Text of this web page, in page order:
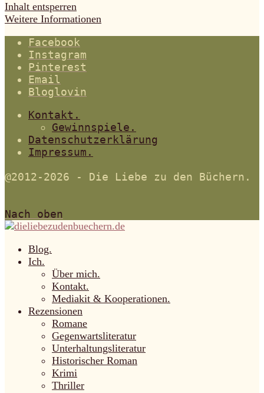
Inhalt entsperren
Weitere Informationen
Facebook
Instagram
Pinterest
Email
Bloglovin
Kontakt.
Gewinnspiele.
Datenschutzerklärung
Impressum.
@2012-2026 - Die Liebe zu den Büchern.
Nach oben
Blog.
Ich.
Über mich.
Kontakt.
Mediakit & Kooperationen.
Rezensionen
Romane
Gegenwartsliteratur
Unterhaltungsliteratur
Historischer Roman
Krimi
Thriller